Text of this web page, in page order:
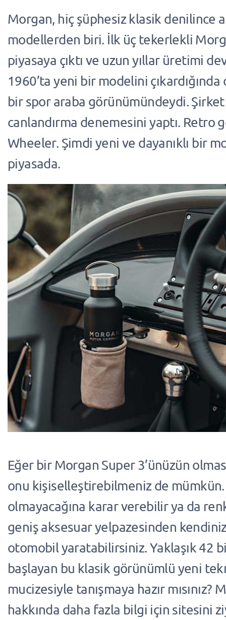
Morgan, hiç şüphesiz klasik denilince
modellerden biri. İlk üç tekerlekli
piyasaya çıktı ve uzun yıllar üretimi
1960’ta yeni bir modelini çıkardığında
bir spor araba görünümündeydi. Şirket
canlandırma denemesini yaptı. Retro
Wheeler. Şimdi yeni ve dayanıklı bir
piyasada.
Eğer bir Morgan Super 3’ünüzün
onu kişiselleştirebilmeniz de mümkün.
olmayacağına karar verebilir ya da
geniş aksesuar yelpazesinden
otomobil yaratabilirsiniz. Yaklaşık 42
başlayan bu klasik görünümlü yeni
mucizesiyle tanışmaya hazır mısınız?
hakkında daha fazla bilgi için sitesini